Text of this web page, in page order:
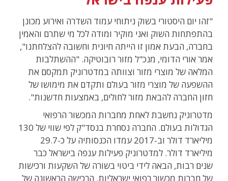
"זהו יום היסטורי בשוק ניתוחי עמוד השדרה ואירוע מכונן
בהתפתחות השוק ואני מוקיר ומודה לכל מי שתרם והאמין
בחברה, הבעת אמון זו הייתה חיונית וחשובה להצלחתנו",
אמר אורי הדומי, מנכ"ל מזור רובוטיקה. "ההשתלבות
המלאה של מוצרי מזור וצוותה במדטרוניק תמקסם את
ההשפעה של מוצרי מזור בעולם ותקדם את מימושו של
חזון החברה להבאת מזור לחולים, באמצעות חדשנות".
מדטרוניק נחשבת לאחת מחברות המכשור הרפואי
הגדולות בעולם. החברה נסחרת בנסד"ק לפי שווי של 130
מיליארד דולר וב-2017 עמדו הכנסותיה על כ-29.7
מיליארד דולר. למדטרוניק פעילות ענפה בישראל כבר
שנים רבות, הבאה לידי ביטוי בשורה של השקעות ורכישות
של חברות מכשור רפואי ישראליות. הרכישה הראשונה של